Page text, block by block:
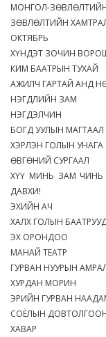
МОНГОЛ-
ЗӨВЛӨЛТИЙН
ОКТЯБРЬ
ХҮНДЭТ ЗОЧИН
КИМ БААТРЫН ТУХАЙ
АЖИЛЧ ГАРТАЙ АНД
НЭГДЛИЙН ЗАМ
НЭГДЭЛЧИН
БОГД УУЛЫН МАГТААЛ
ХЭРЛЭН ГОЛЫН УНАГА
ӨВГӨНИЙ СУРГААЛ
ХҮҮ МИНЬ ЗАМ ЧИНЬ
ДАВХИ!
ЭХИЙН АЧ
ХАЛХ ГОЛЫН
ЭХ ОРОНДОО
МАНАЙ ТЕАТР
ГУРВАН НУУРЫН
ХУРДАН МОРИН
ЭРИЙН ГУРВАН
СОЁЛЫН
ХАВАР